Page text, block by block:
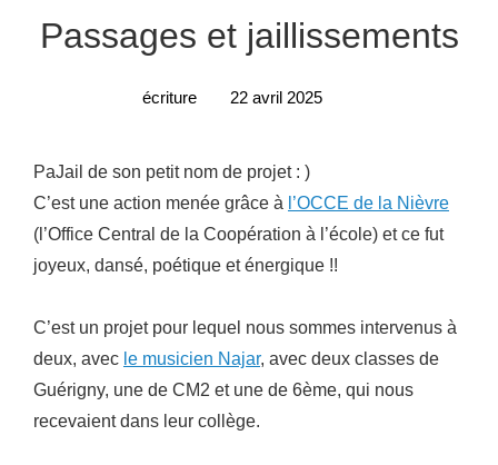
Passages et jaillissements
écriture 22 avril 2025
PaJail de son petit nom de projet : )
C’est une action menée grâce à l’OCCE de la Nièvre
(l’Office Central de la Coopération à l’école) et ce fut
joyeux, dansé, poétique et énergique !!
C’est un projet pour lequel nous sommes intervenus à
deux, avec le musicien Najar, avec deux classes de
Guérigny, une de CM2 et une de 6ème, qui nous
recevaient dans leur collège.